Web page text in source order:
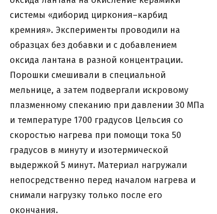
системы «диборид циркония–карбид
кремния». Эксперименты проводили на
образцах без добавки и с добавлением
оксида лантана в разной концентрации.
Порошки смешивали в специальной
мельнице, а затем подвергали искровому
плазменному спеканию при давлении 30 МПа
и температуре 1700 градусов Цельсия со
скоростью нагрева при помощи тока 50
градусов в минуту и изотермической
выдержкой 5 минут. Материал нагружали
непосредственно перед началом нагрева и
снимали нагрузку только после его
окончания.